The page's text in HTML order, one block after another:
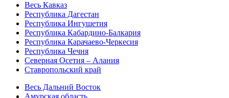
Весь Кавказ
Республика Дагестан
Республика Ингушетия
Республика Кабардино-Балкария
Республика Карачаево-Черкесия
Республика Чечня
Северная Осетия – Алания
Ставропольский край
Весь Дальний Восток
Амурская область